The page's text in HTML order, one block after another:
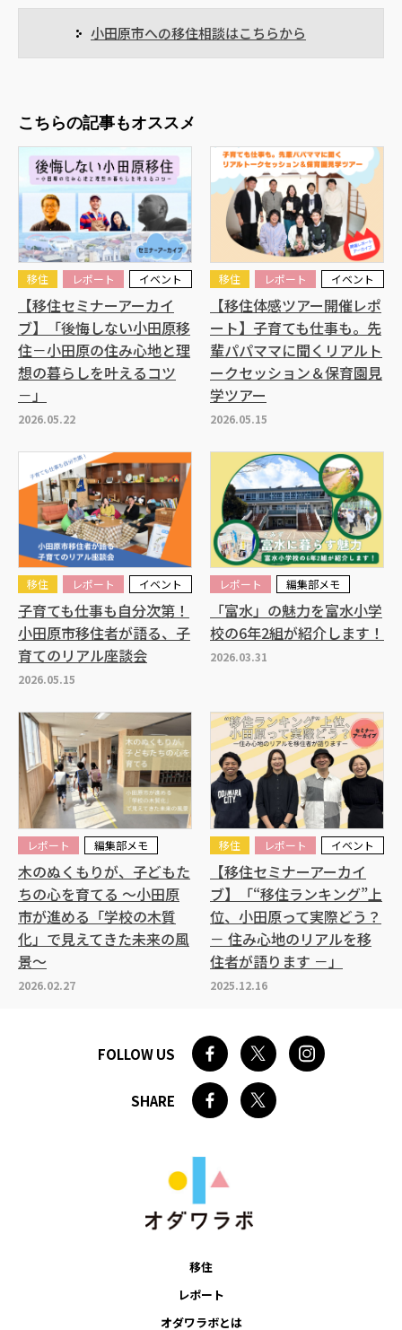
小田原市への移住相談はこちらから
こちらの記事もオススメ
2026.05.22
移住 レポート イベント
【移住セミナーアーカイ
ブ】「後悔しない小田原移
住－小田原の住み心地と理
想の暮らしを叶えるコツ
－」
2026.05.15
移住 レポート イベント
【移住体感ツアー開催レポ
ート】子育ても仕事も。先
輩パパママに聞くリアルト
ークセッション＆保育園見
学ツアー
2026.05.15
移住 レポート イベント
子育ても仕事も自分次第！
小田原市移住者が語る、子
育てのリアル座談会
2026.03.31
レポート 編集部メモ
「富水」の魅力を富水小学
校の6年2組が紹介します！
2026.02.27
レポート 編集部メモ
木のぬくもりが、子どもた
ちの心を育てる ～小田原
市が進める「学校の木質
化」で見えてきた未来の風
景～
2025.12.16
移住 レポート イベント
【移住セミナーアーカイ
ブ】「“移住ランキング”上
位、小田原って実際どう？
－ 住み心地のリアルを移
住者が語ります －」
FOLLOW US
SHARE
移住
レポート
オダワラボとは